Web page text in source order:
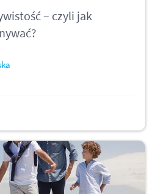
– czyli jak